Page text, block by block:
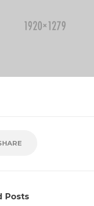
Posts